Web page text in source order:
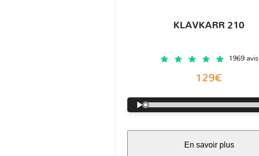
KLAVKARR 210
1969 avis
129€
En savoir plus